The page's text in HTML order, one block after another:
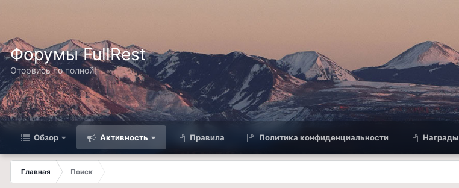
Форумы FullRest
Оторвись по полной!
Обзор Активность Правила Политика конфиденциальности Награды
Главная
Поиск